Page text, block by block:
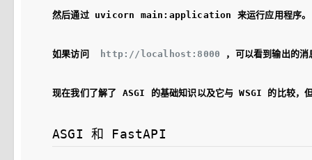
然后通过 uvicorn main:application 来运行应用程序。
如果访问 http://localhost:8000 ，可以看到输出的
现在我们了解了 ASGI 的基础知识以及它与 WSGI 的比
ASGI 和 FastAPI